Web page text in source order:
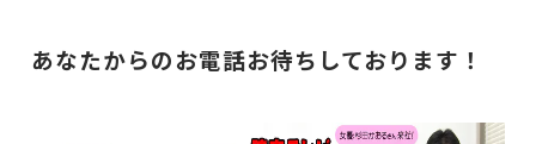
あなたからのお電話お待ちしております！